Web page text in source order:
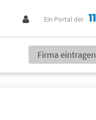
Ein Portal der
Firma eintragen